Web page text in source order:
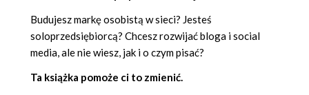
Budujesz markę osobistą w sieci? Jesteś
soloprzedsiębiorcą? Chcesz rozwijać bloga i social
media, ale nie wiesz, jak i o czym pisać?
Ta książka pomoże ci to zmienić.